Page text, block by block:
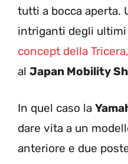
tutti a bocca aperta.
intriganti degli
concept della Tricera,
al Japan Mobility
In quel caso la
dare vita a un
anteriore e due